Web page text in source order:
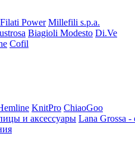
Filati Power Millefili s.p.a.
Biagioli Modesto Di.Ve
Cofil
KnitPro ChiaoGoo
и аксессуары Lana Grossa